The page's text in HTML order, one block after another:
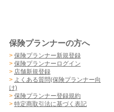
保険プランナーの方へ
> 保険プランナー新規登録
> 保険プランナーログイン
> 店舗新規登録
> よくある質問(保険プランナー向
け)
> 保険プランナー登録規約
> 特定商取引法に基づく表記